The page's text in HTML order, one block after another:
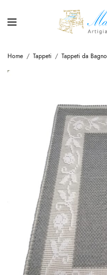
Home / Tappeti / Tappeti da Bagno